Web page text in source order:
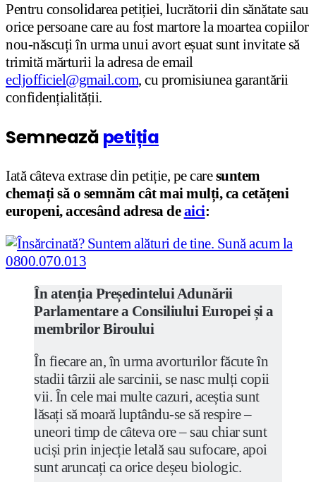
Pentru consolidarea petiției, lucrătorii din sănătate sau
orice persoane care au fost martore la moartea copiilor
nou-născuți în urma unui avort eșuat sunt invitate să
trimită mărturii la adresa de email
ecljofficiel@gmail.com, cu promisiunea garantării
confidențialității.
Semnează petiția
Iată câteva extrase din petiție, pe caresuntem
chemați să o semnăm cât mai mulți, ca cetățeni
europeni, accesând adresa deaici:
În atenția Președintelui Adunării
Parlamentare a Consiliului Europei și a
membrilor Biroului
În fiecare an, în urma avorturilor făcute în
stadii târzii ale sarcinii, se nasc mulți copii
vii. În cele mai multe cazuri, aceștia sunt
lăsați să moară luptându-se să respire –
uneori timp de câteva ore – sau chiar sunt
uciși prin injecție letală sau sufocare, apoi
sunt aruncați ca orice deșeu biologic.